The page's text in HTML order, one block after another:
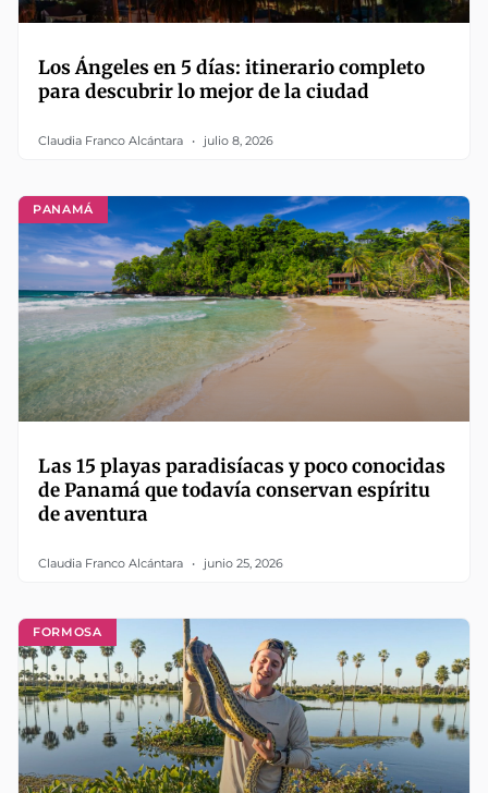
Los Ángeles en 5 días: itinerario completo
para descubrir lo mejor de la ciudad
Claudia Franco Alcántara julio 8, 2026
PANAMÁ
Las 15 playas paradisíacas y poco conocidas
de Panamá que todavía conservan espíritu
de aventura
Claudia Franco Alcántara junio 25, 2026
FORMOSA